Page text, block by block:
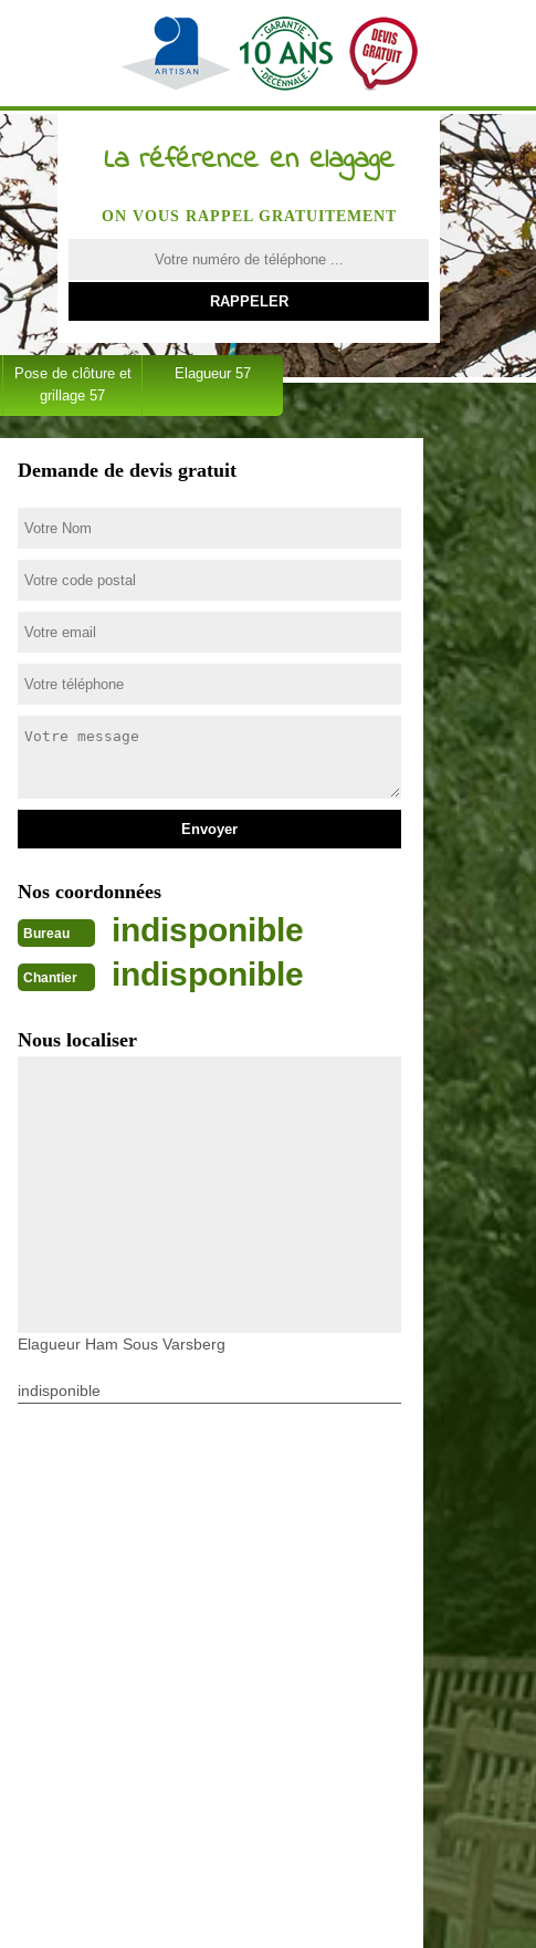
La référence en elagage
ON VOUS RAPPEL GRATUITEMENT
Pose de clôture et
grillage 57
Elagueur 57
Demande de devis gratuit
Nos coordonnées
Bureau indisponible
Chantier indisponible
Nous localiser
Elagueur Ham Sous Varsberg
indisponible